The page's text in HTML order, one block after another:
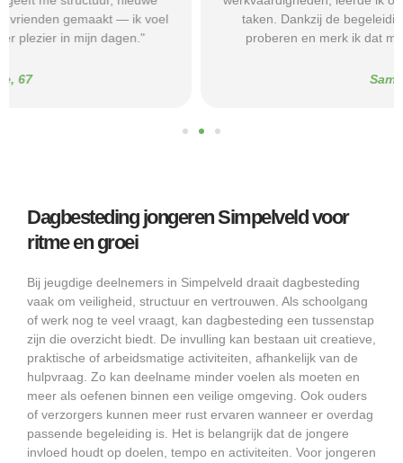
taken. Dankzij de begeleiding durf ik nu sollicitaties te
proberen en merk ik dat mijn zelfvertrouwen groeit."
Dagbesteding jongeren Simpelveld voor
ritme en groei
Bij jeugdige deelnemers in Simpelveld draait dagbesteding
vaak om veiligheid, structuur en vertrouwen. Als schoolgang
of werk nog te veel vraagt, kan dagbesteding een tussenstap
zijn die overzicht biedt. De invulling kan bestaan uit creatieve,
praktische of arbeidsmatige activiteiten, afhankelijk van de
hulpvraag. Zo kan deelname minder voelen als moeten en
meer als oefenen binnen een veilige omgeving. Ook ouders
of verzorgers kunnen meer rust ervaren wanneer er overdag
passende begeleiding is. Het is belangrijk dat de jongere
invloed houdt op doelen, tempo en activiteiten. Voor jongeren